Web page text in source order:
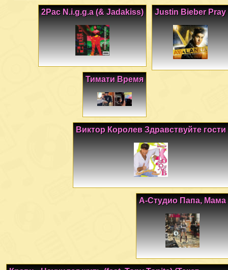
Justin Bieber Pray
2Pac N.i.g.g.a (& Jadakiss)
Тимати Время
Виктор Королев Здравствуйте гости
А-Студио Папа, Мама